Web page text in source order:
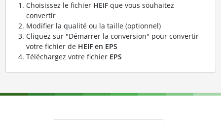
Choisissez le fichier HEIFque vous souhaitez
convertir
Modifier la qualité ou la taille (optionnel)
Cliquez sur "Démarrer la conversion" pour convertir
votre fichier de HEIF en EPS
Téléchargez votre fichier EPS